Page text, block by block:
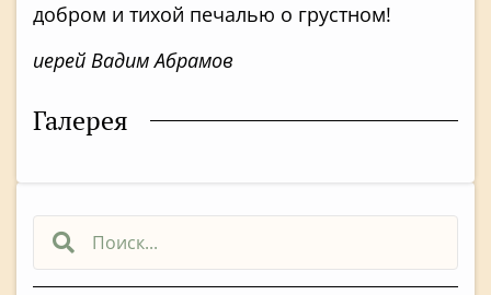
добром и тихой печалью о грустном!
иерей Вадим Абрамов
Галерея